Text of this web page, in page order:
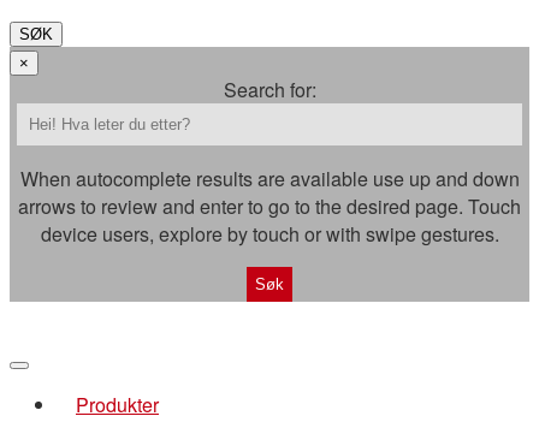
SØK
×
Search for:
When autocomplete results are available use up and down
arrows to review and enter to go to the desired page. Touch
device users, explore by touch or with swipe gestures.
Produkter